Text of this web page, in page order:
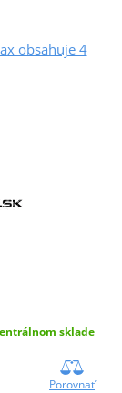
obsahuje 4
sklade
Porovnať